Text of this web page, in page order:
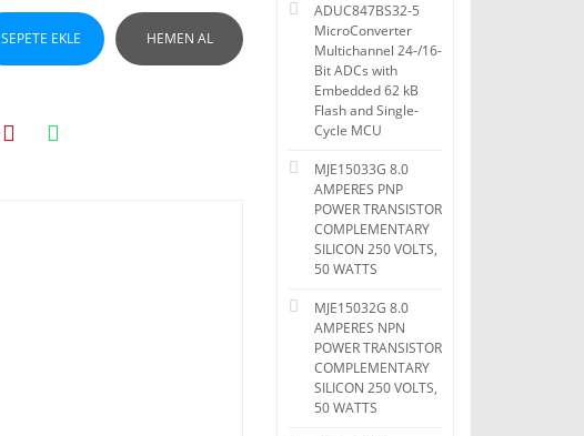
SEPETE EKLE HEMEN AL
ADUC847BS32-5
MicroConverter
Multichannel 24-/16-
Bit ADCs with
Embedded 62 kB
Flash and Single-
Cycle MCU
MJE15033G 8.0
AMPERES PNP
POWER TRANSISTOR
COMPLEMENTARY
SILICON 250 VOLTS,
50 WATTS
MJE15032G 8.0
AMPERES NPN
POWER TRANSISTOR
COMPLEMENTARY
SILICON 250 VOLTS,
50 WATTS